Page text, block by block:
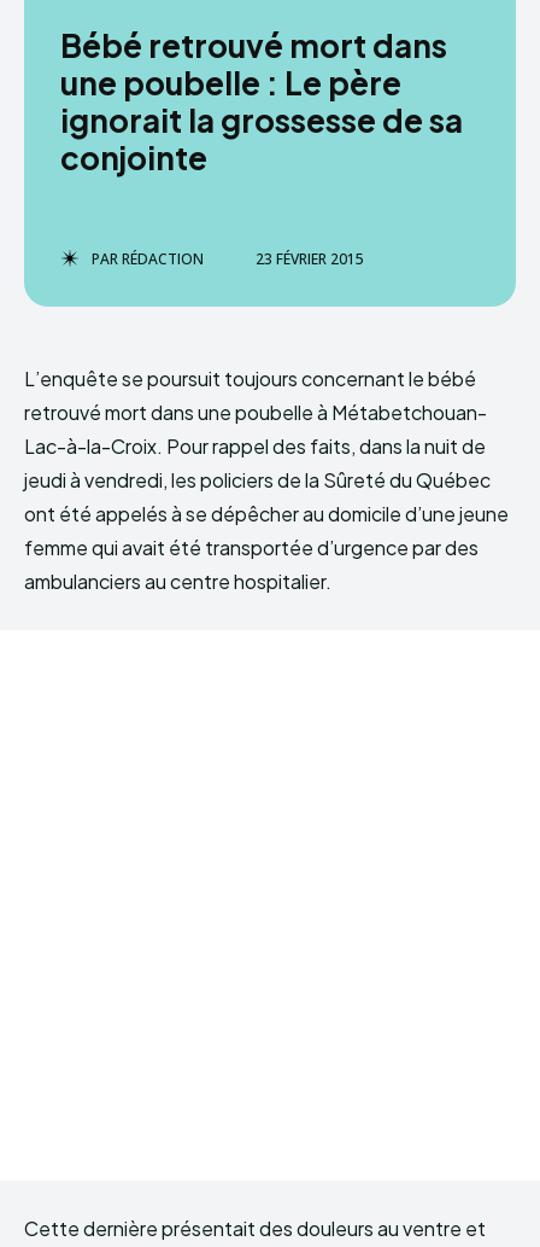
Bébé retrouvé mort dans
une poubelle : Le père
ignorait la grossesse de sa
conjointe
PARRÉDACTION 23 FÉVRIER 2015
L’enquête se poursuit toujours concernant le bébé
retrouvé mort dans une poubelle à Métabetchouan-
Lac-à-la-Croix. Pour rappel des faits, dans la nuit de
jeudi à vendredi, les policiers de la Sûreté du Québec
ont été appelés à se dépêcher au domicile d’une jeune
femme qui avait été transportée d’urgence par des
ambulanciers au centre hospitalier.
Cette dernière présentait des douleurs au ventre et